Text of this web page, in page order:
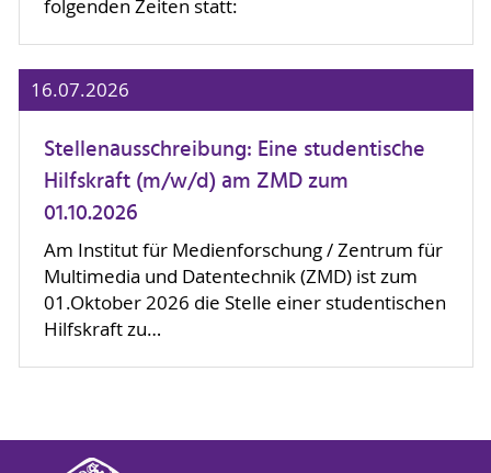
folgenden Zeiten statt:
16.07.2026
Stellenausschreibung: Eine studentische
Hilfskraft (m/w/d) am ZMD zum
01.10.2026
Am Institut für Medienforschung / Zentrum für
Multimedia und Datentechnik (ZMD) ist zum
01.Oktober 2026 die Stelle einer studentischen
Hilfskraft zu…